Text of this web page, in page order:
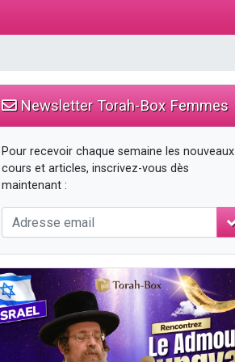
Newsletter Torah-Box Femmes
Pour recevoir chaque semaine les nouveaux
cours et articles, inscrivez-vous dès
maintenant :